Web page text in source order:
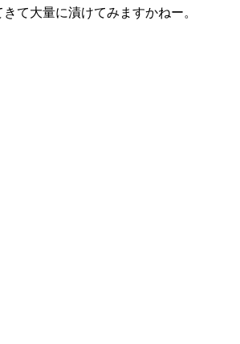
て大量に漬けてみますかねー。